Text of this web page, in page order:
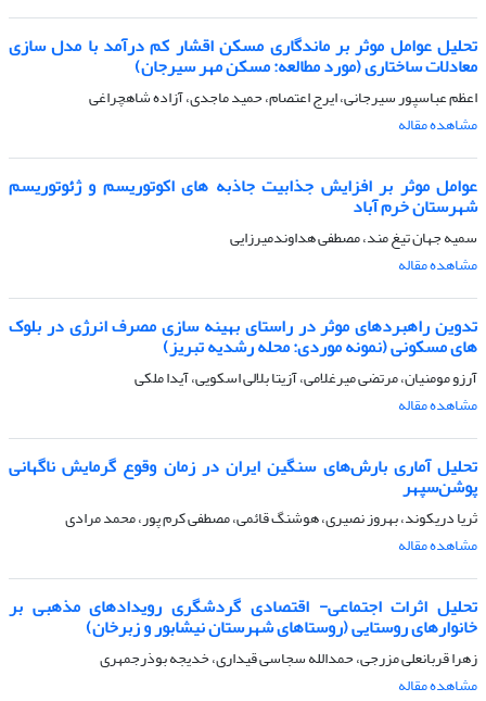
تحلیل عوامل موثر بر ماندگاری مسکن اقشار کم درآمد با مدل سازی
معادلات ساختاری (مورد مطالعه: مسکن مهر سیرجان)
اعظم عباسپور سیرجانی، ایرج اعتصام، حمید ماجدی، آزاده شاهچراغی
مشاهده مقاله
عوامل موثر بر افزایش جذابیت جاذبه های اکوتوریسم و ژئوتوریسم
شهرستان خرم آباد
سمیه جهان تیغ مند، مصطفی هداوندمیرزایی
مشاهده مقاله
تدوین راهبردهای موثر در راستای بهینه سازی مصرف انرژی در بلوک
های مسکونی (نمونه موردی: محله رشدیه تبریز)
آرزو مومنیان، مرتضی میرغلامی، آزیتا بلالی اسکویی، آیدا ملکی
مشاهده مقاله
تحلیل آماری بارش‌های سنگین ایران در زمان وقوع گرمایش ناگهانی
پوشن‌سپهر
ثریا دریکوند، بهروز نصیری، هوشنگ قائمی، مصطفی کرم پور، محمد مرادی
مشاهده مقاله
تحلیل اثرات اجتماعی- اقتصادی گردشگری رویدادهای مذهبی بر
خانوارهای روستایی (روستاهای شهرستان نیشابور و زبرخان)
زهرا قربانعلی مزرجی، حمدالله سجاسی قیداری، خدیجه بوذرجمهری
مشاهده مقاله